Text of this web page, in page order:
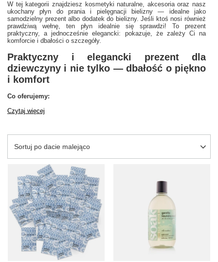
W tej kategorii znajdziesz kosmetyki naturalne, akcesoria oraz nasz
ukochany płyn do prania i pielęgnacji bielizny — idealne jako
samodzielny prezent albo dodatek do bielizny. Jeśli ktoś nosi również
prawdziwą wełnę, ten płyn idealnie się sprawdzi! To prezent
praktyczny, a jednocześnie elegancki: pokazuje, że zależy Ci na
komforcie i dbałości o szczegóły.
Praktyczny i elegancki prezent dla
dziewczyny i nie tylko — dbałość o piękno
i komfort
Co oferujemy:
Czytaj więcej
Zmień sortowanie
Sortuj po dacie malejąco